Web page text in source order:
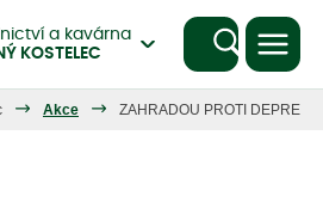
a kavárna
KOSTELEC
Akce ZAHRADOU PROTI DEPRESI